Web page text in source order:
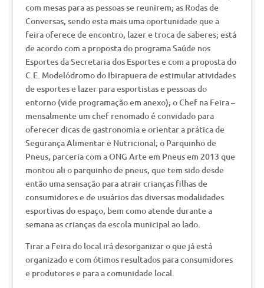
com mesas para as pessoas se reunirem; as Rodas de
Conversas, sendo esta mais uma oportunidade que a
feira oferece de encontro, lazer e troca de saberes; está
de acordo com a proposta do programa Saúde nos
Esportes da Secretaria dos Esportes e com a proposta do
C.E. Modelódromo do Ibirapuera de estimular atividades
de esportes e lazer para esportistas e pessoas do
entorno (vide programação em anexo); o Chef na Feira –
mensalmente um chef renomado é convidado para
oferecer dicas de gastronomia e orientar a prática de
Segurança Alimentar e Nutricional; o Parquinho de
Pneus, parceria com a ONG Arte em Pneus em 2013 que
montou ali o parquinho de pneus, que tem sido desde
então uma sensação para atrair crianças filhas de
consumidores e de usuários das diversas modalidades
esportivas do espaço, bem como atende durante a
semana as crianças da escola municipal ao lado.
Tirar a Feira do local irá desorganizar o que já está
organizado e com ótimos resultados para consumidores
e produtores e para a comunidade local.